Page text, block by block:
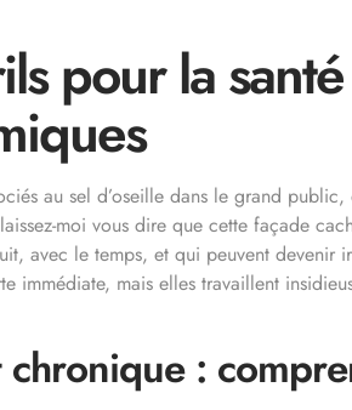
pour la
au sel d’oseille dans le grand
moi vous dire que cette façade
avec le temps, et qui peuvent devenir
immédiate, mais elles travaillent
: